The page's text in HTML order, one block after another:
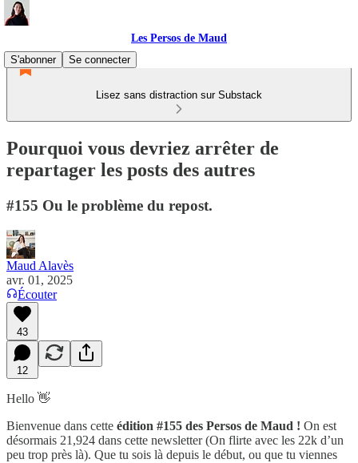
Les Persos de Maud
S'abonner
Se connecter
Lisez sans distraction sur Substack
Pourquoi vous devriez arrêter de
repartager les posts des autres
#155 Ou le problème du repost.
Maud Alavès
avr. 01, 2025
Écouter
43
12
Hello 👋
Bienvenue dans cette édition #155 des Persos de Maud ! On est
désormais 21,924 dans cette newsletter (On flirte avec les 22k d’un
peu trop près là). Que tu sois là depuis le début, ou que tu viennes